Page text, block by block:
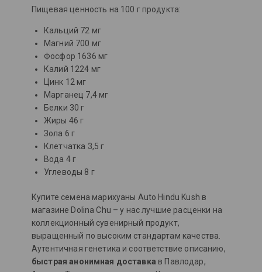
Пищевая ценность на 100 г продукта:
Кальций 72 мг
Магний 700 мг
Фосфор 1636 мг
Калий 1224 мг
Цинк 12 мг
Марганец 7,4 мг
Белки 30 г
Жиры 46 г
Зола 6 г
Клетчатка 3,5 г
Вода 4 г
Углеводы 8 г
Купите семена марихуаны Auto Hindu Kush в
магазине Dolina Chu – у нас лучшие расценки на
коллекционный сувенирный продукт,
выращенный по высоким стандартам качества.
Аутентичная генетика и соответствие описанию,
быстрая анонимная доставка в Павлодар,